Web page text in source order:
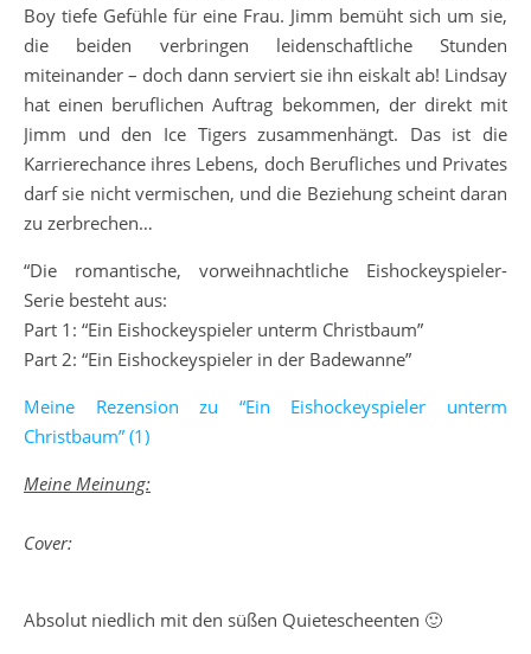
Boy tiefe Gefühle für eine Frau. Jimm bemüht sich um sie,
die beiden verbringen leidenschaftliche Stunden
miteinander – doch dann serviert sie ihn eiskalt ab! Lindsay
hat einen beruflichen Auftrag bekommen, der direkt mit
Jimm und den Ice Tigers zusammenhängt. Das ist die
Karrierechance ihres Lebens, doch Berufliches und Privates
darf sie nicht vermischen, und die Beziehung scheint daran
zu zerbrechen…
“Die romantische, vorweihnachtliche Eishockeyspieler-
Serie besteht aus:
Part 1: “Ein Eishockeyspieler unterm Christbaum”
Part 2: “Ein Eishockeyspieler in der Badewanne”
Meine Rezension zu “Ein Eishockeyspieler unterm
Christbaum” (1)
Meine Meinung:
Cover:
Absolut niedlich mit den süßen Quietescheenten 🙂